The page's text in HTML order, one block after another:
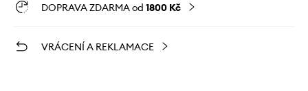
DOPRAVA ZDARMA od 1800 Kč
VRÁCENÍ A REKLAMACE